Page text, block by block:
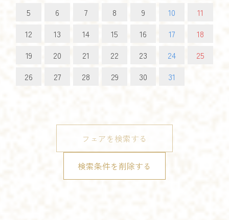
5
6 7 8 9 10
11
12
13 14 15 16 17
18
19
20 21 22 23 24
25
26
27 28 29 30 31
フェアを検索する
検索条件を削除する